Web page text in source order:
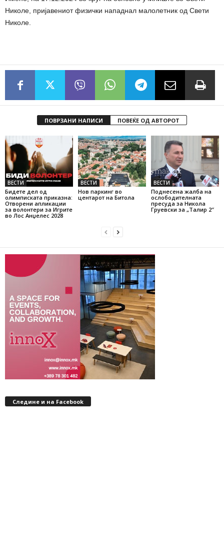
Николе, пријавениот физички нападнал малолетник од Свети
Николе.
ПОВРЗАНИ НАПИСИ ПОВЕЌЕ ОД АВТОРОТ
ВЕСТИ
Бидете дел од
олимписката приказна:
Отворени апликации
за волонтери за Игрите
во Лос Анџелес 2028
ВЕСТИ
Нов паркинг во
центарот на Битола
ВЕСТИ
Поднесена жалба на
ослободителната
пресуда за Никола
Груевски за „Талир 2″
Следине и на Facebook